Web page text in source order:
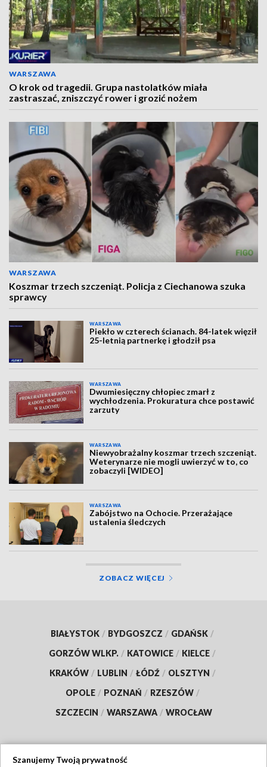
WARSZAWA
O krok od tragedii. Grupa nastolatków miała
zastraszać, zniszczyć rower i grozić nożem
WARSZAWA
Koszmar trzech szczeniąt. Policja z Ciechanowa szuka
sprawcy
WARSZAWA
Piekło w czterech ścianach. 84-latek więził
25-letnią partnerkę i głodził psa
WARSZAWA
Dwumiesięczny chłopiec zmarł z
wychłodzenia. Prokuratura chce postawić
zarzuty
WARSZAWA
Niewyobrażalny koszmar trzech szczeniąt.
Weterynarze nie mogli uwierzyć w to, co
zobaczyli [WIDEO]
WARSZAWA
Zabójstwo na Ochocie. Przerażające
ustalenia śledczych
ZOBACZ WIĘCEJ
BIAŁYSTOK / BYDGOSZCZ / GDAŃSK /
GORZÓW WLKP. / KATOWICE / KIELCE /
KRAKÓW / LUBLIN / ŁÓDŹ / OLSZTYN /
OPOLE / POZNAŃ / RZESZÓW /
SZCZECIN / WARSZAWA / WROCŁAW
Szanujemy Twoją prywatność